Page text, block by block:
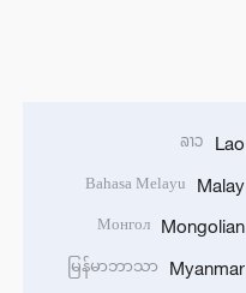
Lao
ລາວ
Malay
Bahasa Melayu
Mongolian
Монгол
Myanmar
မြန်မာဘာသာ